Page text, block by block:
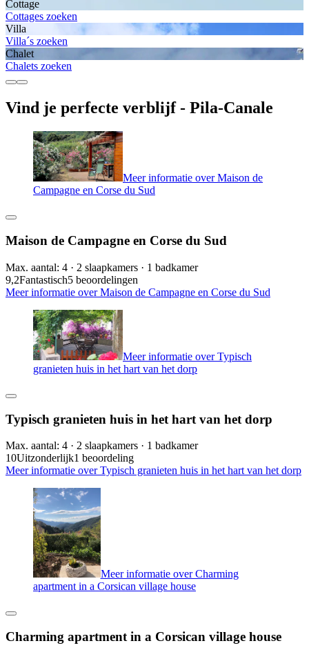
Cottage
Cottages zoeken
Villa
Villa´s zoeken
Chalet
Chalets zoeken
Vind je perfecte verblijf - Pila-Canale
Meer informatie over Maison de
Campagne en Corse du Sud
Maison de Campagne en Corse du Sud
Max. aantal: 4 · 2 slaapkamers · 1 badkamer
9,2Fantastisch5 beoordelingen
Meer informatie over Maison de Campagne en Corse du Sud
Meer informatie over Typisch
granieten huis in het hart van het dorp
Typisch granieten huis in het hart van het dorp
Max. aantal: 4 · 2 slaapkamers · 1 badkamer
10Uitzonderlijk1 beoordeling
Meer informatie over Typisch granieten huis in het hart van het dorp
Meer informatie over Charming
apartment in a Corsican village house
Charming apartment in a Corsican village house